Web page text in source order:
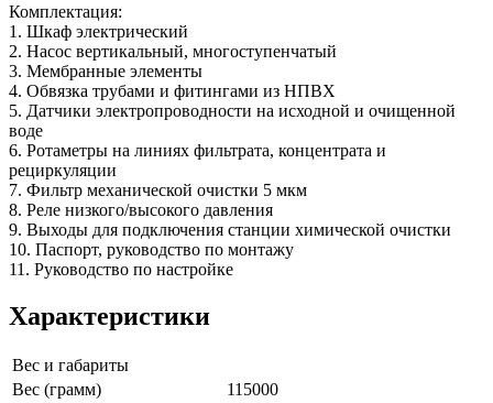
Комплектация:
1. Шкаф электрический
2. Насос вертикальный, многоступенчатый
3. Мембранные элементы
4. Обвязка трубами и фитингами из НПВХ
5. Датчики электропроводности на исходной и очищенной
воде
6. Ротаметры на линиях фильтрата, концентрата и
рециркуляции
7. Фильтр механической очистки 5 мкм
8. Реле низкого/высокого давления
9. Выходы для подключения станции химической очистки
10. Паспорт, руководство по монтажу
11. Руководство по настройке
Характеристики
Вес и габариты
Вес (грамм)
115000